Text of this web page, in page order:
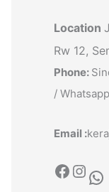
Location
Rw 12,
Phone:
/ Whatsapp
Email :
Facebook Instagram WhatsApp